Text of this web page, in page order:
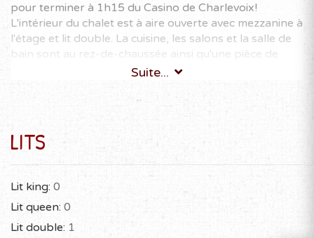
pour terminer à 1h15 du Casino de Charlevoix!
L'intérieur du chalet est à aire ouverte avec mezzanine à
l'étage et lit double. La cuisine, les salons et la salle de
bain sont au rez-de-chaussée ainsi qu'une pièce de
service avec laveuse, sécheuse et un réfrigérateur
Foyer au bois. ( bois fourni )
Chambre à coucher: studio (aire ouverte) mezzanine.
Douche maintenant en toutes saisons.( nouveau )
Vaisselle, literie, ensembles de cuisine et de salon.
Accès à un congélateur et à une laveuse automatique et
à une sécheuse en toute saison.(nouveau)
Suite...
LITS
Lit king: 0
Lit queen: 0
Lit double: 1